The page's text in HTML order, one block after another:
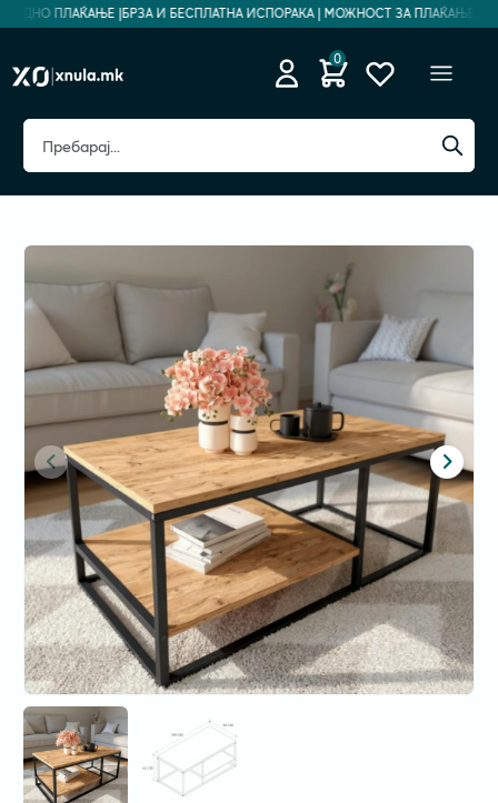
ПЛАЌАЊЕ |БРЗА И БЕСПЛАТНА ИСПОРАКА | МОЖНОСТ ЗА ПЛАЌАЊЕ НА
0